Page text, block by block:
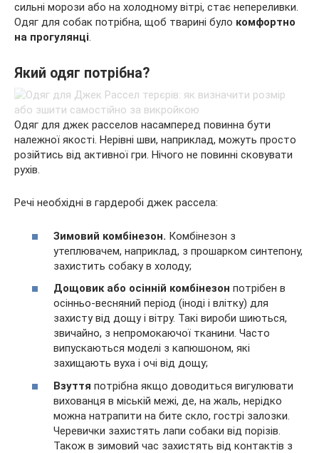
сильні морози або на холодному вітрі, стає непереливки.
Одяг для собак потрібна, щоб тварині було комфортно
на прогулянці.
Який одяг потрібна?
Одяг для джек расселов насамперед повинна бути
належної якості. Нерівні шви, наприклад, можуть просто
розійтись від активної гри. Нічого не повинні сковувати
рухів.
Речі необхідні в гардеробі джек рассела:
Зимовий комбінезон. Комбінезон з
утеплювачем, наприклад, з прошарком синтепону,
захистить собаку в холоду;
Дощовик або осінній комбінезон потрібен в
осінньо-весняний період (іноді і влітку) для
захисту від дощу і вітру. Такі вироби шиються,
звичайно, з непромокаючої тканини. Часто
випускаються моделі з капюшоном, які
захищають вуха і очі від дощу;
Взуття потрібна якщо доводиться вигулювати
вихованця в міській межі, де, на жаль, нерідко
можна натрапити на бите скло, гострі залозки.
Черевички захистять лапи собаки від порізів.
Також в зимовий час захистять від контактів з